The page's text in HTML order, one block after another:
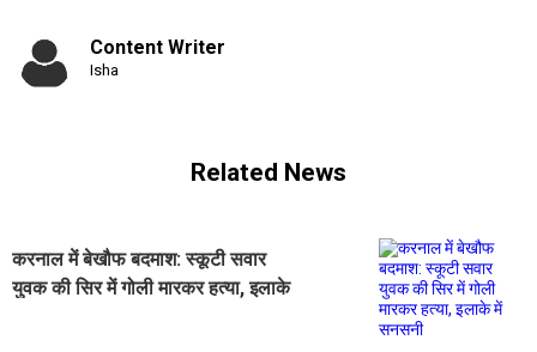
Content Writer
Isha
Related News
करनाल में बेखौफ बदमाश: स्कूटी सवार
युवक की सिर में गोली मारकर हत्या, इलाके